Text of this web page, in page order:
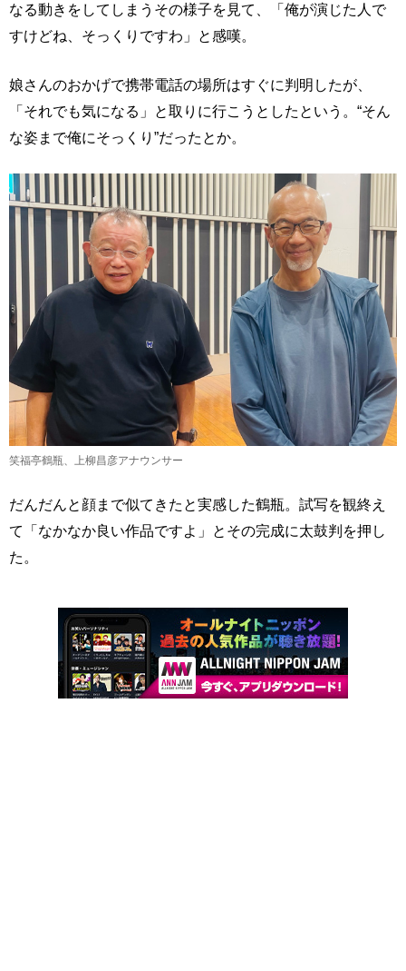
なる動きをしてしまうその様子を見て、「俺が演じた人で
すけどね、そっくりですわ」と感嘆。
娘さんのおかげで携帯電話の場所はすぐに判明したが、
「それでも気になる」と取りに行こうとしたという。“そん
な姿まで俺にそっくり”だったとか。
笑福亭鶴瓶、上柳昌彦アナウンサー
だんだんと顔まで似てきたと実感した鶴瓶。試写を観終え
て「なかなか良い作品ですよ」とその完成に太鼓判を押し
た。